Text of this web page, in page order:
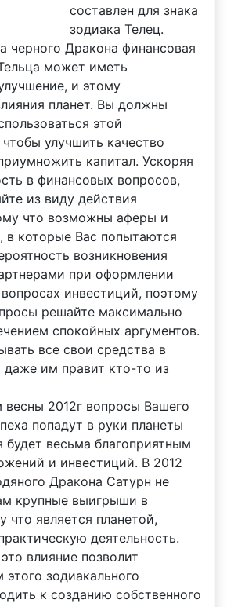
составлен для знака
зодиака Телец.
черного Дракона финансовая
может иметь
и этому
планет. Вы должны
этой
улучшить качество
капитал. Ускоряя
в финансовых вопросов,
из виду действия
что возможны аферы и
в которые Вас попытаются
возникновения
при оформлении
инвестиций, поэтому
решайте максимально
спокойных аргументов.
все свои средства в
даже им правит кто-то из
весны 2012г вопросы Вашего
попадут в руки планеты
будет весьма благоприятным
и инвестиций. В 2012
Дракона Сатурн не
крупные выигрыши в
что является планетой,
деятельность.
влияние позволит
этого зодиакального
к созданию собственного